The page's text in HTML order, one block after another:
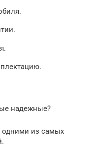
надежные?
одними из самых